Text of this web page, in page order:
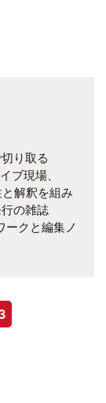
り取る
ブ現場、
解釈を組み
の雑誌
ークと編集ノ